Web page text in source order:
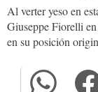
Al verter yeso en
Giuseppe Fiorelli
en su posición